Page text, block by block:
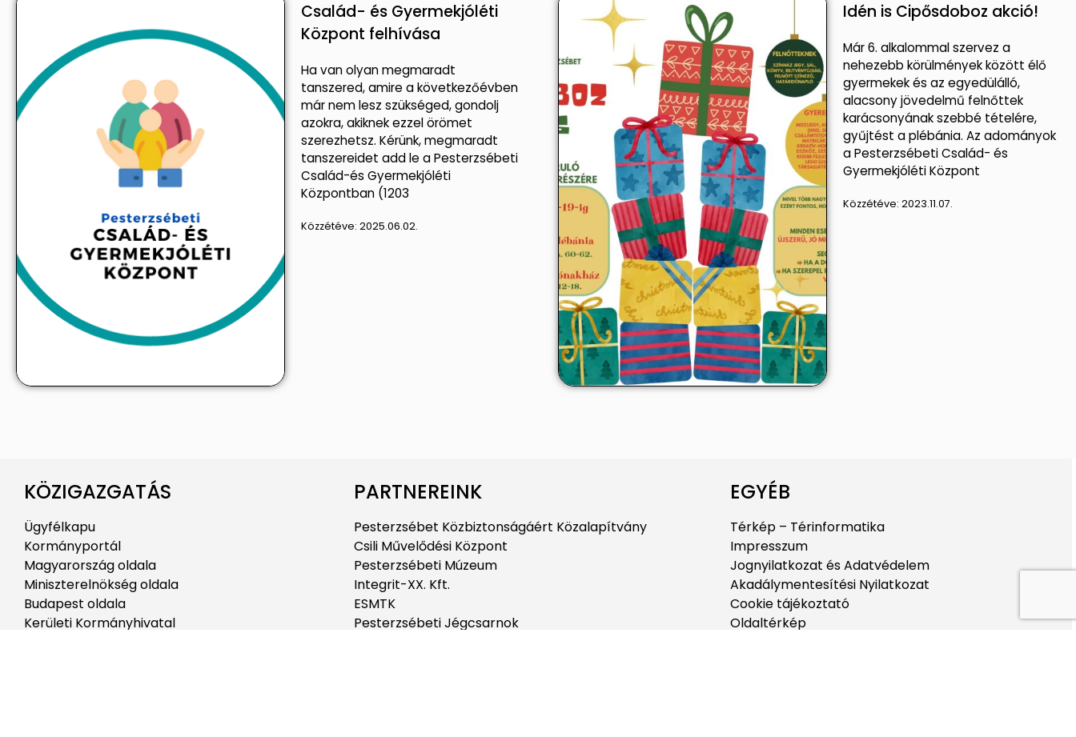
Család- és Gyermekjóléti
Központ felhívása
Ha van olyan megmaradt
tanszered, amire a következőévben
már nem lesz szükséged, gondolj
azokra, akiknek ezzel örömet
szerezhetsz. Kérünk, megmaradt
tanszereidet add le a Pesterzsébeti
Család-és Gyermekjóléti
Központban (1203
Közzétéve: 2025.06.02.
Idén is Cipősdoboz akció!
Már 6. alkalommal szervez a
nehezebb körülmények között élő
gyermekek és az egyedülálló,
alacsony jövedelmű felnőttek
karácsonyának szebbé tételére,
gyűjtést a plébánia. Az adományok
a Pesterzsébeti Család- és
Gyermekjóléti Központ
Közzétéve: 2023.11.07.
KÖZIGAZGATÁS
Ügyfélkapu
Kormányportál
Magyarország oldala
Miniszterelnökség oldala
Budapest oldala
Kerületi Kormányhivatal
PARTNEREINK
Pesterzsébet Közbiztonságáért Közalapítvány
Csili Művelődési Központ
Pesterzsébeti Múzeum
Integrit-XX. Kft.
ESMTK
Pesterzsébeti Jégcsarnok
EGYÉB
Térkép – Térinformatika
Impresszum
Jognyilatkozat és Adatvédelem
Akadálymentesítési Nyilatkozat
Cookie tájékoztató
Oldaltérkép